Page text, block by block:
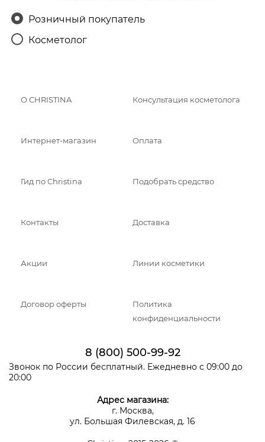
Розничный покупатель
Косметолог
О CHRISTINA Консультация косметолога
Интернет-магазин Оплата
Гид по Christina Подобрать средство
Контакты Доставка
Акции Линии косметики
Договор оферты
Политика
конфиденциальности
8 (800) 500-99-92
Звонок по России бесплатный. Ежедневно с 09:00 до
20:00
Адрес магазина:
г. Москва,
ул. Большая Филевская, д. 16